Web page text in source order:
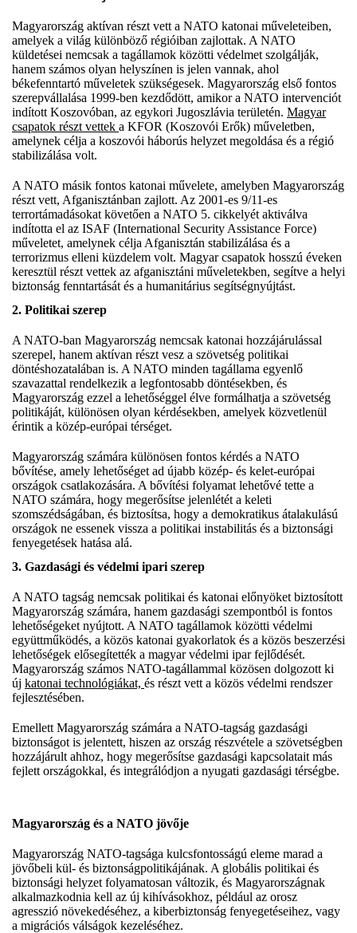
Magyarország aktívan részt vett a NATO katonai műveleteiben,
amelyek a világ különböző régióiban zajlottak. A NATO
küldetései nemcsak a tagállamok közötti védelmet szolgálják,
hanem számos olyan helyszínen is jelen vannak, ahol
békefenntartó műveletek szükségesek. Magyarország első fontos
szerepvállalása 1999-ben kezdődött, amikor a NATO intervenciót
indított Koszovóban, az egykori Jugoszlávia területén. Magyar
csapatok részt vettek a KFOR (Koszovói Erők) műveletben,
amelynek célja a koszovói háborús helyzet megoldása és a régió
stabilizálása volt.
A NATO másik fontos katonai művelete, amelyben Magyarország
részt vett, Afganisztánban zajlott. Az 2001-es 9/11-es
terrortámadásokat követően a NATO 5. cikkelyét aktiválva
indította el az ISAF (International Security Assistance Force)
műveletet, amelynek célja Afganisztán stabilizálása és a
terrorizmus elleni küzdelem volt. Magyar csapatok hosszú éveken
keresztül részt vettek az afganisztáni műveletekben, segítve a helyi
biztonság fenntartását és a humanitárius segítségnyújtást.
2. Politikai szerep
A NATO-ban Magyarország nemcsak katonai hozzájárulással
szerepel, hanem aktívan részt vesz a szövetség politikai
döntéshozatalában is. A NATO minden tagállama egyenlő
szavazattal rendelkezik a legfontosabb döntésekben, és
Magyarország ezzel a lehetőséggel élve formálhatja a szövetség
politikáját, különösen olyan kérdésekben, amelyek közvetlenül
érintik a közép-európai térséget.
Magyarország számára különösen fontos kérdés a NATO
bővítése, amely lehetőséget ad újabb közép- és kelet-európai
országok csatlakozására. A bővítési folyamat lehetővé tette a
NATO számára, hogy megerősítse jelenlétét a keleti
szomszédságában, és biztosítsa, hogy a demokratikus átalakulású
országok ne essenek vissza a politikai instabilitás és a biztonsági
fenyegetések hatása alá.
3. Gazdasági és védelmi ipari szerep
A NATO tagság nemcsak politikai és katonai előnyöket biztosított
Magyarország számára, hanem gazdasági szempontból is fontos
lehetőségeket nyújtott. A NATO tagállamok közötti védelmi
együttműködés, a közös katonai gyakorlatok és a közös beszerzési
lehetőségek elősegítették a magyar védelmi ipar fejlődését.
Magyarország számos NATO-tagállammal közösen dolgozott ki
új katonai technológiákat, és részt vett a közös védelmi rendszer
fejlesztésében.
Emellett Magyarország számára a NATO-tagság gazdasági
biztonságot is jelentett, hiszen az ország részvétele a szövetségben
hozzájárult ahhoz, hogy megerősítse gazdasági kapcsolatait más
fejlett országokkal, és integrálódjon a nyugati gazdasági térségbe.
Magyarország és a NATO jövője
Magyarország NATO-tagsága kulcsfontosságú eleme marad a
jövőbeli kül- és biztonságpolitikájának. A globális politikai és
biztonsági helyzet folyamatosan változik, és Magyarországnak
alkalmazkodnia kell az új kihívásokhoz, például az orosz
agresszió növekedéséhez, a kiberbiztonság fenyegetéseihez, vagy
a migrációs válságok kezeléséhez.